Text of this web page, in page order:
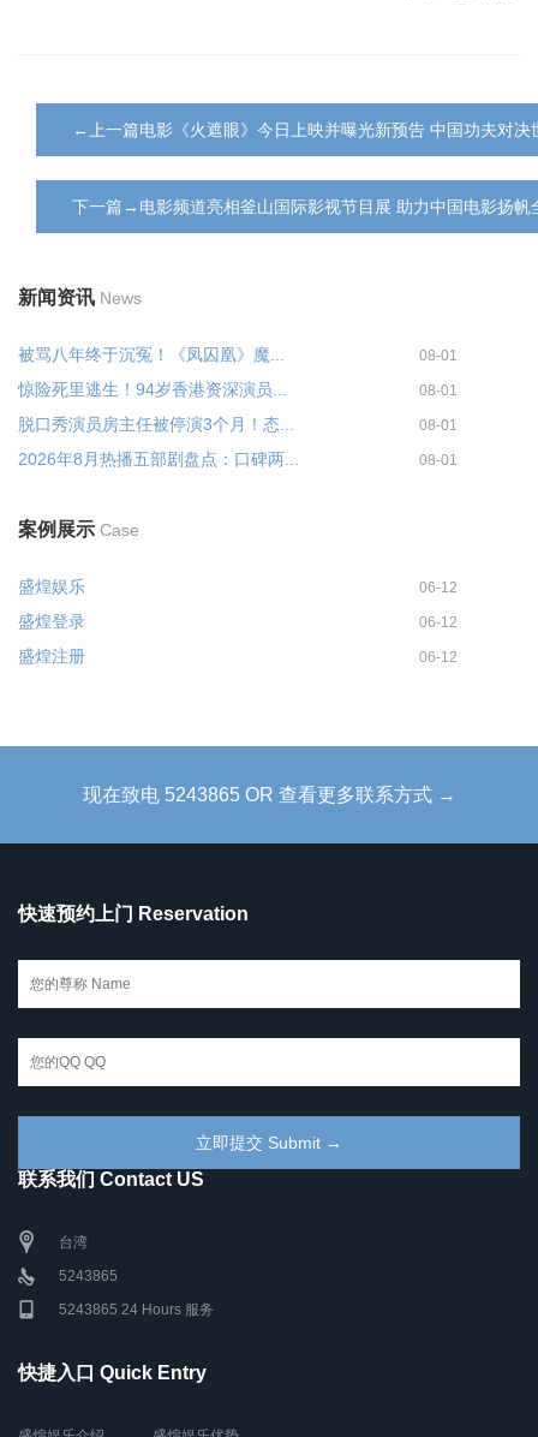
←上一篇电影《火遮眼》今日上映并曝光新预告 中国功夫对决
下一篇→电影频道亮相釜山国际影视节目展 助力中国电影扬帆
新闻资讯 News
被骂八年终于沉冤！《凤囚凰》魔... 08-01
惊险死里逃生！94岁香港资深演员... 08-01
脱口秀演员房主任被停演3个月！态... 08-01
2026年8月热播五部剧盘点：口碑两... 08-01
案例展示 Case
盛煌娱乐 06-12
盛煌登录 06-12
盛煌注册 06-12
现在致电 5243865 OR 查看更多联系方式 →
快速预约上门 Reservation
联系我们 Contact US
台湾
5243865
5243865 24 Hours 服务
快捷入口 Quick Entry